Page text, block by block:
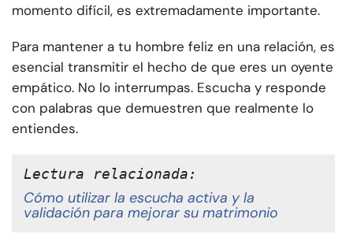
momento difícil, es extremadamente importante.
Para mantener a tu hombre feliz en una relación, es
esencial transmitir el hecho de que eres un oyente
empático. No lo interrumpas. Escucha y responde
con palabras que demuestren que realmente lo
entiendes.
Lectura relacionada:
Cómo utilizar la escucha activa y la
validación para mejorar su matrimonio